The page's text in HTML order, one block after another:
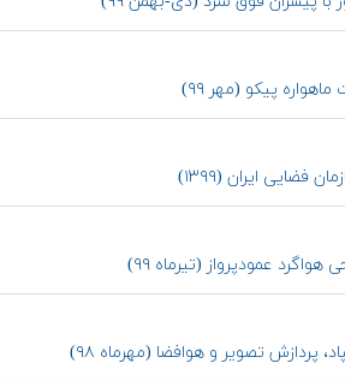
پیکو (مهر ۹۹)
فضایی ایران (۱۳۹۹)
عمودپرواز (تیرماه ۹۹)
تصویر و هوافضا (مهرماه ۹۸)